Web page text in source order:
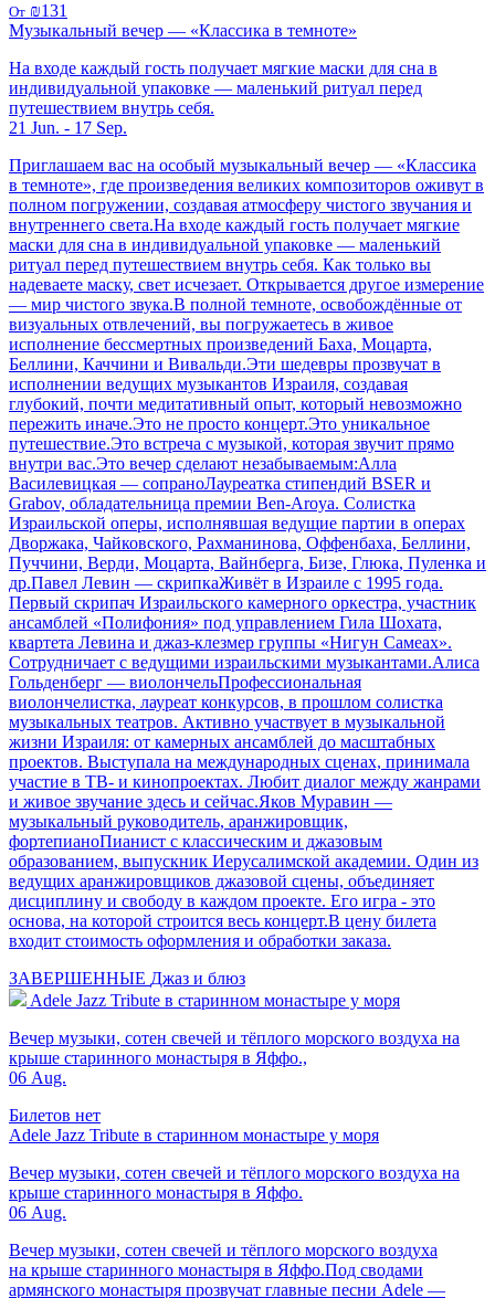
От ₪131
Музыкальный вечер — «Классика в темноте»
На входе каждый гость получает мягкие маски для сна в
индивидуальной упаковке — маленький ритуал перед
путешествием внутрь себя.
21 Jun. - 17 Sep.
Приглашаем вас на особый музыкальный вечер — «Классика
в темноте», где произведения великих композиторов оживут в
полном погружении, создавая атмосферу чистого звучания и
внутреннего света.На входе каждый гость получает мягкие
маски для сна в индивидуальной упаковке — маленький
ритуал перед путешествием внутрь себя. Как только вы
надеваете маску, свет исчезает. Открывается другое измерение
— мир чистого звука.В полной темноте, освобождённые от
визуальных отвлечений, вы погружаетесь в живое
исполнение бессмертных произведений Баха, Моцарта,
Беллини, Каччини и Вивальди.Эти шедевры прозвучат в
исполнении ведущих музыкантов Израиля, создавая
глубокий, почти медитативный опыт, который невозможно
пережить иначе.Это не просто концерт.Это уникальное
путешествие.Это встреча с музыкой, которая звучит прямо
внутри вас.Это вечер сделают незабываемым:Алла
Василевицкая — сопраноЛауреатка стипендий BSER и
Grabov, обладательница премии Ben-Aroya. Солистка
Израильской оперы, исполнявшая ведущие партии в операх
Дворжака, Чайковского, Рахманинова, Оффенбаха, Беллини,
Пуччини, Верди, Моцарта, Вайнберга, Бизе, Глюка, Пуленка и
др.Павел Левин — скрипкаЖивёт в Израиле с 1995 года.
Первый скрипач Израильского камерного оркестра, участник
ансамблей «Полифония» под управлением Гила Шохата,
квартета Левина и джаз-клезмер группы «Нигун Самеах».
Сотрудничает с ведущими израильскими музыкантами.Алиса
Гольденберг — виолончельПрофессиональная
виолончелистка, лауреат конкурсов, в прошлом солистка
музыкальных театров. Активно участвует в музыкальной
жизни Израиля: от камерных ансамблей до масштабных
проектов. Выступала на международных сценах, принимала
участие в ТВ- и кинопроектах. Любит диалог между жанрами
и живое звучание здесь и сейчас.Яков Муравин —
музыкальный руководитель, аранжировщик,
фортепианоПианист с классическим и джазовым
образованием, выпускник Иерусалимской академии. Один из
ведущих аранжировщиков джазовой сцены, объединяет
дисциплину и свободу в каждом проекте. Его игра - это
основа, на которой строится весь концерт.В цену билета
входит стоимость оформления и обработки заказа.
ЗАВЕРШЕННЫЕ Джаз и блюз
Adele Jazz Tribute в старинном монастыре у моря
Вечер музыки, сотен свечей и тёплого морского воздуха на
крыше старинного монастыря в Яффо.,
06 Aug.
Билетов нет
Adele Jazz Tribute в старинном монастыре у моря
Вечер музыки, сотен свечей и тёплого морского воздуха на
крыше старинного монастыря в Яффо.
06 Aug.
Вечер музыки, сотен свечей и тёплого морского воздуха
на крыше старинного монастыря в Яффо.Под сводами
армянского монастыря прозвучат главные песни Adele —